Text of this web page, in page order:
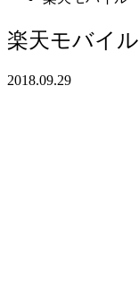
楽天モバイル
2018.09.29